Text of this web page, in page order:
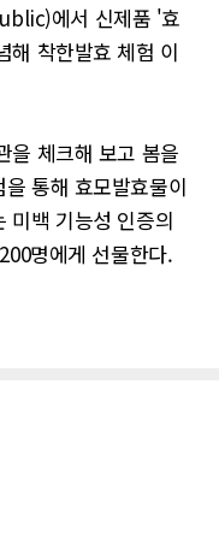
에서 신제품 '효
해 착한발효 체험 이
을 체크해 보고 봄을
통해 효모발효물이
미백 기능성 인증의
명에게 선물한다.